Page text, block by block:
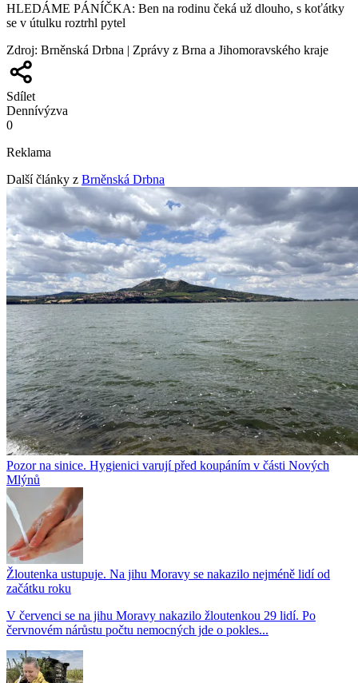
HLEDÁME PÁNÍČKA: Ben na rodinu čeká už dlouho, s koťátky
se v útulku roztrhl pytel
Zdroj: Brněnská Drbna | Zprávy z Brna a Jihomoravského kraje
Sdílet
Dennívýzva
0
Reklama
Další články z Brněnská Drbna
Pozor na sinice. Hygienici varují před koupáním v části Nových
Mlýnů
Žloutenka ustupuje. Na jihu Moravy se nakazilo nejméně lidí od
začátku roku
V červenci se na jihu Moravy nakazilo žloutenkou 29 lidí. Po
červnovém nárůstu počtu nemocných jde o pokles...